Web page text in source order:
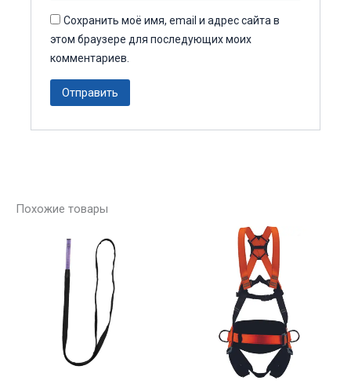
Сохранить моё имя, email и адрес сайта в
этом браузере для последующих моих
комментариев.
Похожие товары